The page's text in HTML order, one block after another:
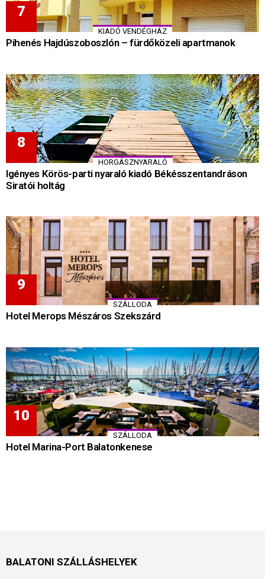
KIADÓ VENDÉGHÁZ
Pihenés Hajdúszoboszlón – fürdőközeli apartmanok
HORGÁSZNYARALÓ
Igényes Körös-parti nyaraló kiadó Békésszentandráson
Siratói holtág
SZÁLLODA
Hotel Merops Mészáros Szekszárd
SZÁLLODA
Hotel Marina-Port Balatonkenese
BALATONI SZÁLLÁSHELYEK